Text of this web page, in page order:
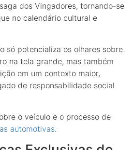
dos Vingadores, tornando-se
no calendário cultural e
só potencializa os olhares sobre
na tela grande, mas também
em um contexto maior,
de responsabilidade social
o veículo e o processo de
automotivas.